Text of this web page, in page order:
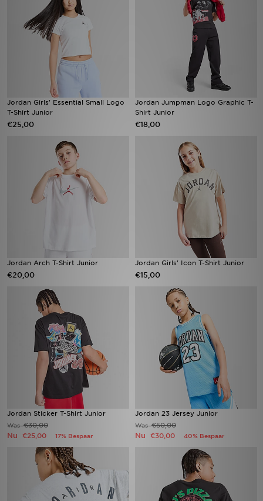
Jordan Girls' Essential Small Logo
T-Shirt Junior
€25,00
Jordan Jumpman Logo Graphic T-
Shirt Junior
€18,00
Jordan Arch T-Shirt Junior
€20,00
Jordan Girls' Icon T-Shirt Junior
€15,00
Jordan Sticker T-Shirt Junior
Was€30,00
Nu €25,00 17% Bespaar
Jordan 23 Jersey Junior
Was€50,00
Nu €30,00 40% Bespaar